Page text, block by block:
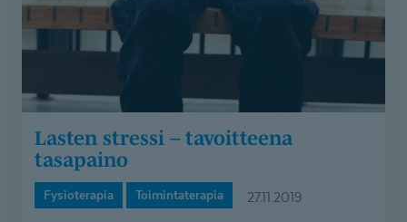
Lasten stressi – tavoitteena
tasapaino
Fysioterapia Toimintaterapia 27.11.2019